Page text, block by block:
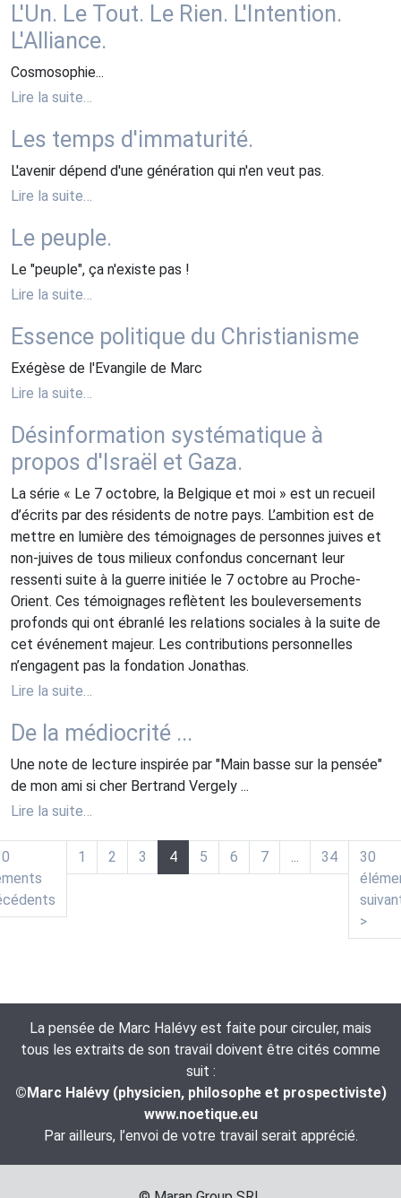
L'Un. Le Tout. Le Rien. L'Intention.
L'Alliance.
Cosmosophie...
Lire la suite…
Les temps d'immaturité.
L'avenir dépend d'une génération qui n'en veut pas.
Lire la suite…
Le peuple.
Le "peuple", ça n'existe pas !
Lire la suite…
Essence politique du Christianisme
Exégèse de l'Evangile de Marc
Lire la suite…
Désinformation systématique à
propos d'Israël et Gaza.
La série « Le 7 octobre, la Belgique et moi » est un recueil
d’écrits par des résidents de notre pays. L’ambition est de
mettre en lumière des témoignages de personnes juives et
non-juives de tous milieux confondus concernant leur
ressenti suite à la guerre initiée le 7 octobre au Proche-
Orient. Ces témoignages reflètent les bouleversements
profonds qui ont ébranlé les relations sociales à la suite de
cet événement majeur. Les contributions personnelles
n’engagent pas la fondation Jonathas.
Lire la suite…
De la médiocrité ...
Une note de lecture inspirée par "Main basse sur la pensée"
de mon ami si cher Bertrand Vergely ...
Lire la suite…
1 2 3
4
5 6 7 ... 34
30
>
La pensée de Marc Halévy est faite pour circuler, mais
tous les extraits de son travail doivent être cités comme
suit :
©Marc Halévy (physicien, philosophe et prospectiviste)
www.noetique.eu
Par ailleurs, l’envoi de votre travail serait apprécié.